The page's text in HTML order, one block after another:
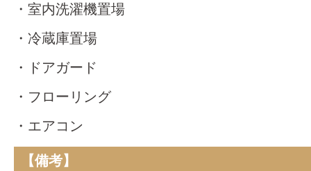
・室内洗濯機置場
・冷蔵庫置場
・ドアガード
・フローリング
・エアコン
【備考】